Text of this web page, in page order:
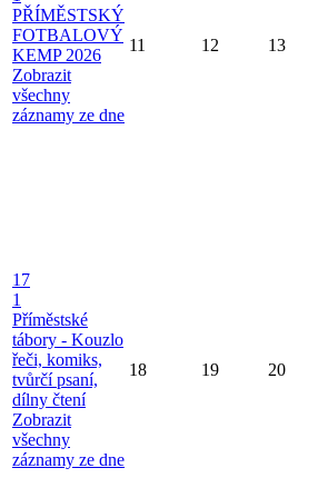
PŘÍMĚSTSKÝ
FOTBALOVÝ
KEMP 2026
Zobrazit
všechny
záznamy ze dne
11 12 13
17
1
Příměstské
tábory - Kouzlo
řeči, komiks,
tvůrčí psaní,
dílny čtení
Zobrazit
všechny
záznamy ze dne
18 19 20